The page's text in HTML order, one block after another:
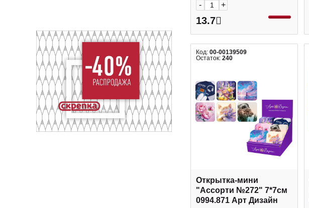
- +
13.7
Код: 00-00139509
Остаток: 240
Открытка-мини
"Ассорти №272" 7*7см
0994.871 Арт Дизайн